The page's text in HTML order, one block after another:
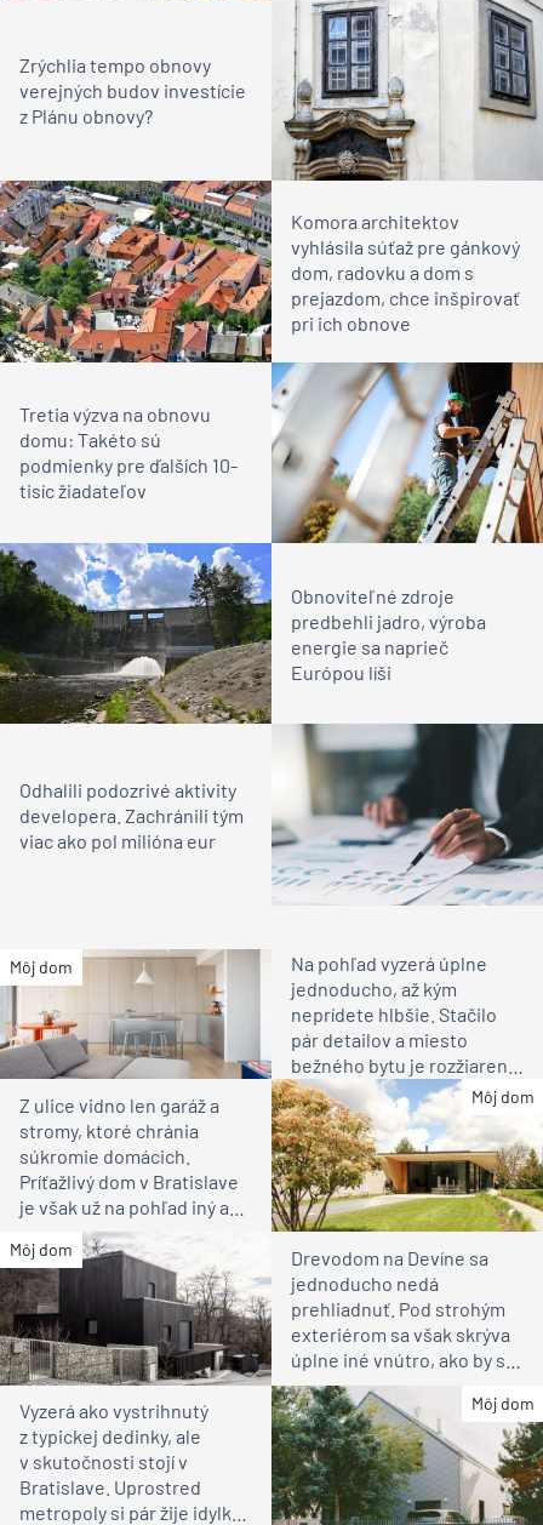
Zrýchlia tempo obnovy
verejných budov investície
z Plánu obnovy?
Komora architektov
vyhlásila súťaž pre gánkový
dom, radovku a dom s
prejazdom, chce inšpirovať
pri ich obnove
Tretia výzva na obnovu
domu: Takéto sú
podmienky pre ďalších 10-
tisíc žiadateľov
Obnoviteľné zdroje
predbehli jadro, výroba
energie sa naprieč
Európou líši
Odhalili podozrivé aktivity
developera. Zachránili tým
viac ako pol milióna eur
Môj dom
Na pohľad vyzerá úplne
jednoducho, až kým
neprídete hlbšie. Stačilo
pár detailov a miesto
bežného bytu je rozžiarené
bývanie pre rodinu
Môj dom
Z ulice vidno len garáž a
stromy, ktoré chránia
súkromie domácich.
Príťažlivý dom v Bratislave
je však už na pohľad iný ako
susedia
Môj dom
Drevodom na Devíne sa
jednoducho nedá
prehliadnuť. Pod strohým
exteriérom sa však skrýva
úplne iné vnútro, ako by ste
čakali
Môj dom
Vyzerá ako vystrihnutý
z typickej dedinky, ale
v skutočnosti stojí v
Bratislave. Uprostred
metropoly si pár žije idylku